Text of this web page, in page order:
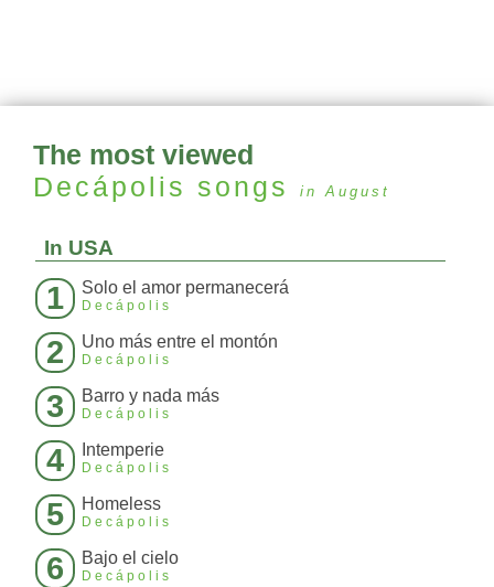
The most viewed
Decápolis songs in August
In USA
1 Solo el amor permanecerá
Decápolis
2 Uno más entre el montón
Decápolis
3 Barro y nada más
Decápolis
4 Intemperie
Decápolis
5 Homeless
Decápolis
6 Bajo el cielo
Decápolis